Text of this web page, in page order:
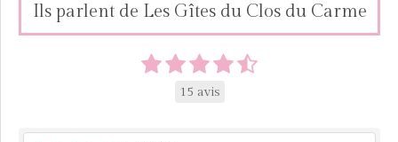
Ils parlent de Les Gîtes du Clos du Carme
15 avis